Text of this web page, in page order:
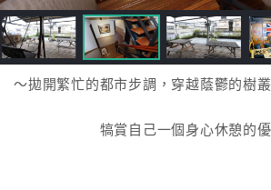
跟
飯
店
訂
～拋開繁忙的都市步調，穿越蔭鬱的樹
犒賞自己一個身心休憩的優